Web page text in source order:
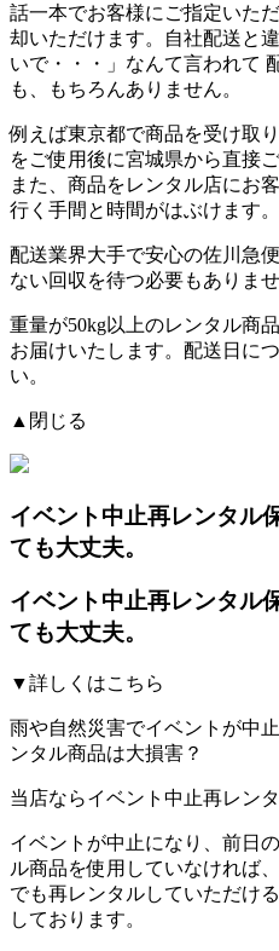
話一本でお客様にご指定いた
却いただけます。自社配送と
いで・・・」なんて言われて
も、もちろんありません。
例えば東京都で商品を受け取
をご使用後に宮城県から直接
また、商品をレンタル店にお
行く手間と時間がはぶけます。
配送業界大手で安心の佐川急便
ない回収を待つ必要もありませ
重量が50kg以上のレンタル商
お届けいたします。配送日に
い。
▲閉じる
イベント中止再レンタル
ても大丈夫。
イベント中止再レンタル
ても大丈夫。
▼詳しくはこちら
雨や自然災害でイベントが中
ンタル商品は大損害？
当店ならイベント中止再レン
イベントが中止になり、前日
ル商品を使用していなければ、
でも再レンタルしていただけ
しております。